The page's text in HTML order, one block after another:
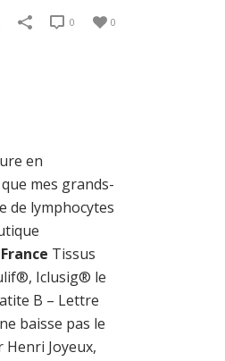
0
0
en
mes grands-
de lymphocytes
Tissus
Iclusig® le
B – Lettre
baisse pas le
Joyeux,